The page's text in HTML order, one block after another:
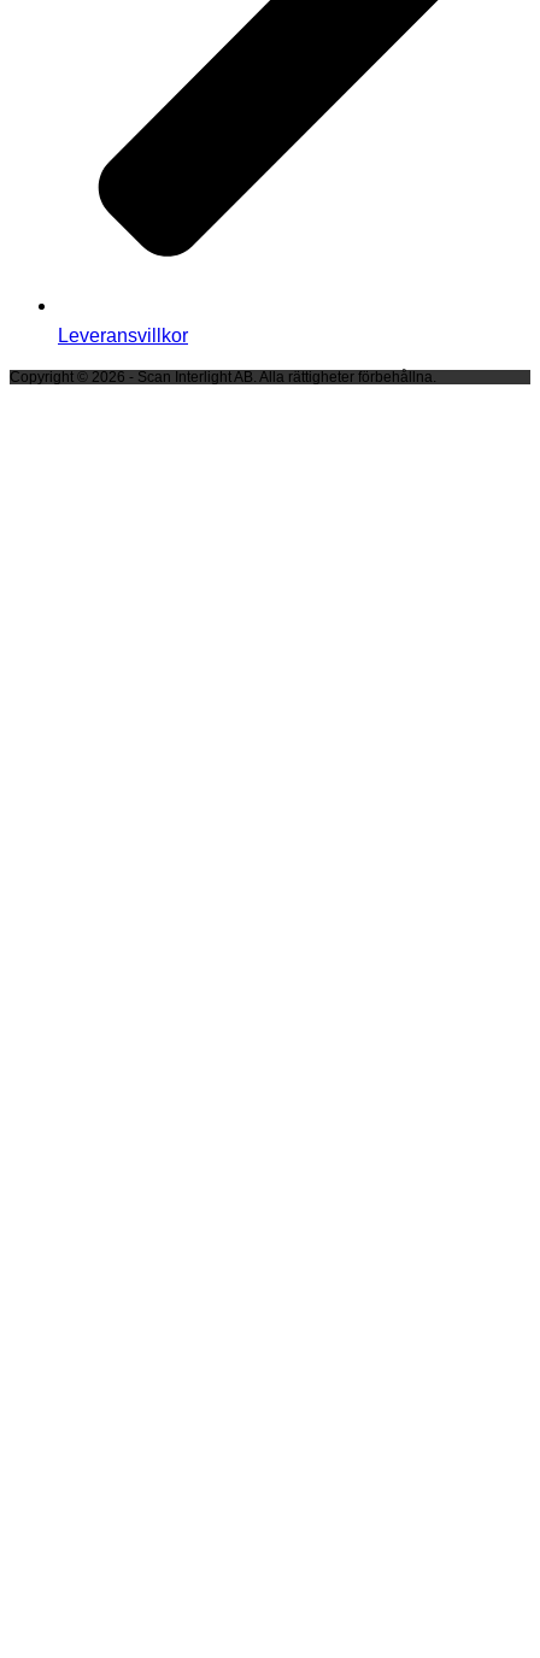
Leveransvillkor
Copyright © 2026 - Scan Interlight AB. Alla rättigheter förbehållna.